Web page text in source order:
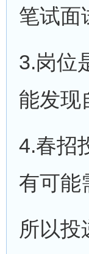
笔试面
3.岗位
能发现
4.春招
有可能
所以投